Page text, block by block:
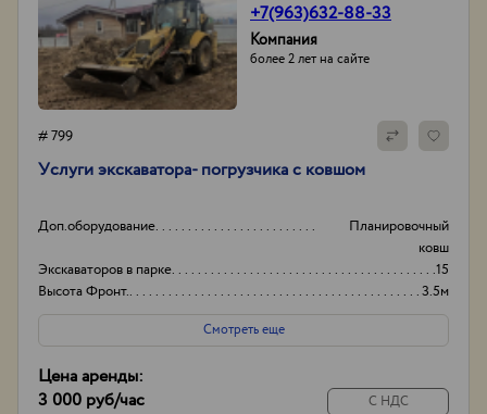
+7(963)632-88-33
Компания
более 2 лет на сайте
# 799
​Уcлуги экcкаватора- погрузчика с ковшом
Доп.оборудование
Планировочный
ковш
Экскаваторов в парке
15
Высота Фронт.
3.5м
Объем погрузочного ковша
0,3м3
Смотреть еще
Цена аренды:
3 000 руб/час
С НДС